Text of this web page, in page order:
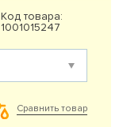
Код товара:
1001015247
Сравнить товар